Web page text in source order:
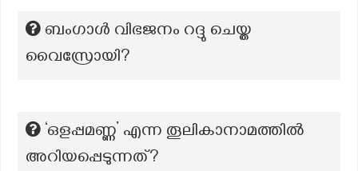
ബംഗാൾ വിഭജനം റദ്ദു ചെയ്ത
വൈസ്രോയി?
‘ഒളപ്പമണ്ണ’ എന്ന തൂലികാനാമത്തില്‍
അറിയപ്പെടുന്നത്?